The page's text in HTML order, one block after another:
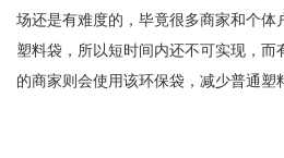
场还是有难度的，毕竟很多商家和个体
塑料袋，所以短时间内还不可实现，
的商家则会使用该环保袋，减少普通塑